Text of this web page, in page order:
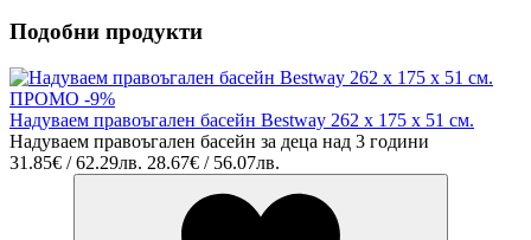
Подобни продукти
ПРОМО -9%
Надуваем правоъгален басейн Bestway 262 х 175 х 51 см.
Надуваем правоъгален басейн за деца над 3 години
31.85€ / 62.29лв. 28.67€ / 56.07лв.